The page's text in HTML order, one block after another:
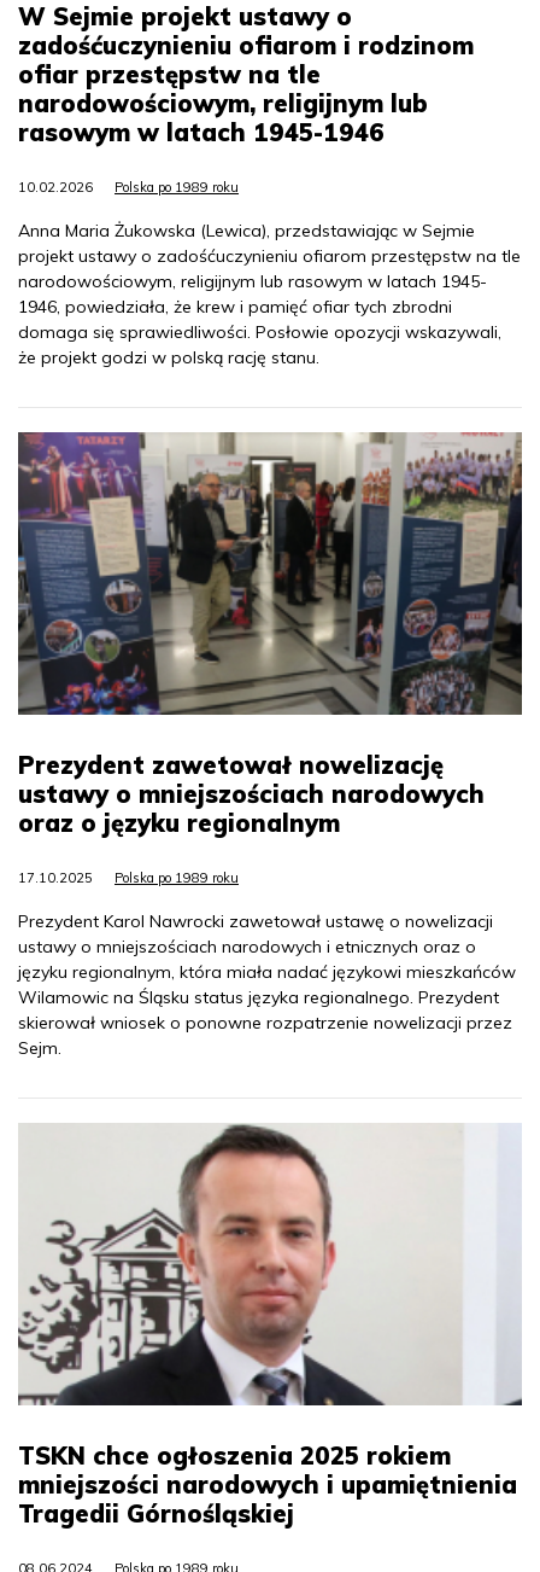
W Sejmie projekt ustawy o
zadośćuczynieniu ofiarom i rodzinom
ofiar przestępstw na tle
narodowościowym, religijnym lub
rasowym w latach 1945-1946
10.02.2026 Polska po 1989 roku
Anna Maria Żukowska (Lewica), przedstawiając w Sejmie
projekt ustawy o zadośćuczynieniu ofiarom przestępstw na tle
narodowościowym, religijnym lub rasowym w latach 1945-
1946, powiedziała, że krew i pamięć ofiar tych zbrodni
domaga się sprawiedliwości. Posłowie opozycji wskazywali,
że projekt godzi w polską rację stanu.
Prezydent zawetował nowelizację
ustawy o mniejszościach narodowych
oraz o języku regionalnym
17.10.2025 Polska po 1989 roku
Prezydent Karol Nawrocki zawetował ustawę o nowelizacji
ustawy o mniejszościach narodowych i etnicznych oraz o
języku regionalnym, która miała nadać językowi mieszkańców
Wilamowic na Śląsku status języka regionalnego. Prezydent
skierował wniosek o ponowne rozpatrzenie nowelizacji przez
Sejm.
TSKN chce ogłoszenia 2025 rokiem
mniejszości narodowych i upamiętnienia
Tragedii Górnośląskiej
08.06.2024 Polska po 1989 roku